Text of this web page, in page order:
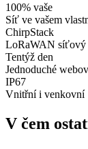
100% vaše
Síť ve vašem
ChirpStack
LoRaWAN síťový
Tentýž den
Jednoduché
IP67
Vnitřní i venkovní
V čem